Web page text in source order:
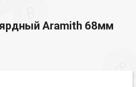
Aramith 68мм